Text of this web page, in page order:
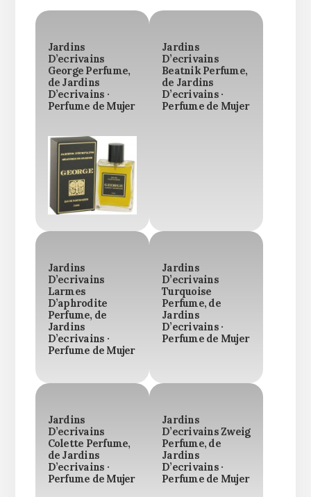
Jardins
D’ecrivains
George Perfume,
de Jardins
D’ecrivains ·
Perfume de Mujer
Jardins
D’ecrivains
Beatnik Perfume,
de Jardins
D’ecrivains ·
Perfume de Mujer
Jardins
D’ecrivains
Larmes
D’aphrodite
Perfume, de
Jardins
D’ecrivains ·
Perfume de Mujer
Jardins
D’ecrivains
Turquoise
Perfume, de
Jardins
D’ecrivains ·
Perfume de Mujer
Jardins
D’ecrivains
Colette Perfume,
de Jardins
D’ecrivains ·
Perfume de Mujer
Jardins
D’ecrivains Zweig
Perfume, de
Jardins
D’ecrivains ·
Perfume de Mujer